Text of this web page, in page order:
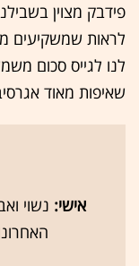
פידבק מצוין
לראות שמשקיעים
לנו לגייס סכום
שאיפות מאוד
אישי: